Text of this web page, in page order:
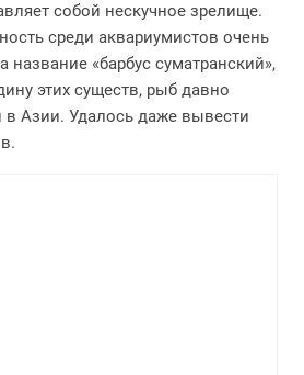
собой нескучное зрелище.
среди аквариумистов очень
«барбус суматранский»,
этих существ, рыб давно
в Азии. Удалось даже вывести